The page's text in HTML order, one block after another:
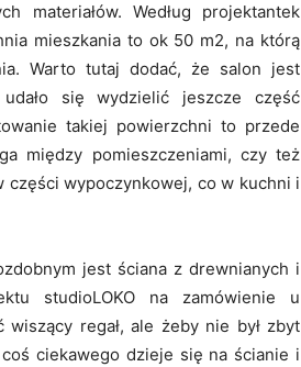
materiałów. Według projektantek
mieszkania to ok 50 m2, na którą
Warto tutaj dodać, że salon jest
się wydzielić jeszcze część
takiej powierzchni to przede
między pomieszczeniami, czy też
wypoczynkowej, co w kuchni i
jest ściana z drewnianych i
studioLOKO na zamówienie u
regał, ale żeby nie był zbyt
ciekawego dzieje się na ścianie i